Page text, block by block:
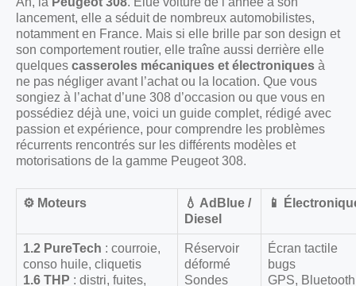
lancement, elle a séduit de nombreux automobilistes,
notamment en France. Mais si elle brille par son design et
son comportement routier, elle traîne aussi derrière elle
quelques casseroles mécaniques et électroniques à
ne pas négliger avant l’achat ou la location. Que vous
songiez à l’achat d’une 308 d’occasion ou que vous en
possédiez déjà une, voici un guide complet, rédigé avec
passion et expérience, pour comprendre les problèmes
récurrents rencontrés sur les différents modèles et
motorisations de la gamme Peugeot 308.
⚙️ Moteurs
💧 AdBlue /
Diesel
📱
1.2 PureTech : courroie,
conso huile, cliquetis
1.6 THP : distri, fuites,
Réservoir
déformé
Sondes
Écran tactile
bugs
GPS, Bluetooth